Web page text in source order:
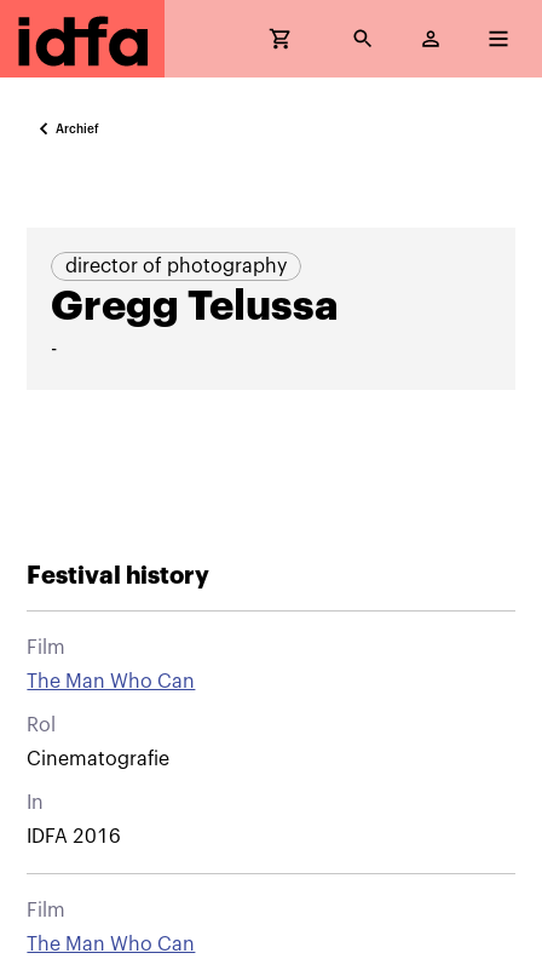
Archief
director of photography
Gregg Telussa
-
Festival history
Film
The Man Who Can
Rol
Cinematografie
In
IDFA 2016
Film
The Man Who Can